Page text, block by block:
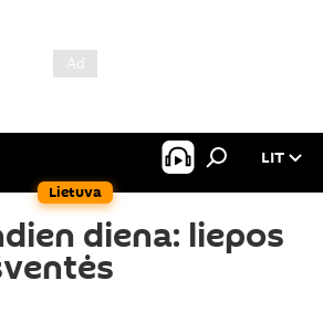
Lietuva
LIT
diena: liepos